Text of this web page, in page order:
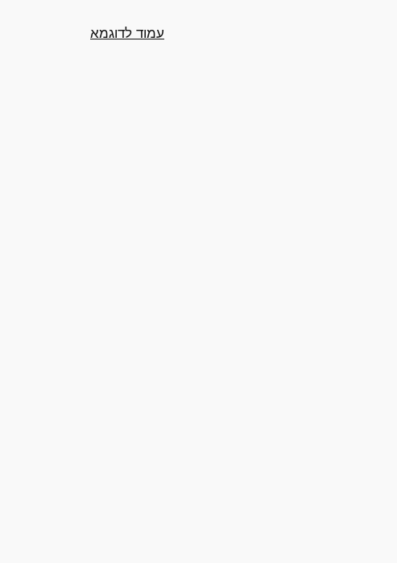
עמוד לדוגמא